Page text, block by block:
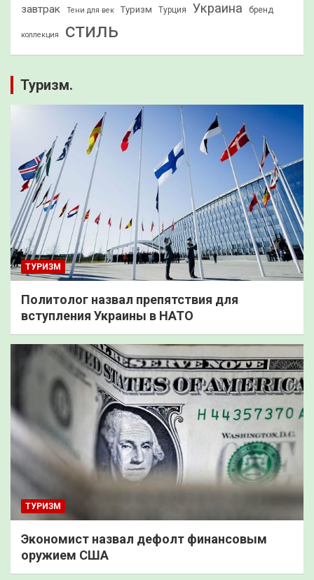
завтрак
Тени для век Туризм Турция Украина бренд
коллекция стиль
Туризм.
ТУРИЗМ
Политолог назвал препятствия для
вступления Украины в НАТО
ТУРИЗМ
Экономист назвал дефолт финансовым
оружием США